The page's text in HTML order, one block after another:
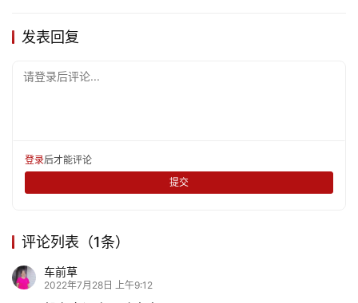
发表回复
请登录后评论...
登录后才能评论
提交
评论列表（1条）
车前草
2022年7月28日 上午9:12